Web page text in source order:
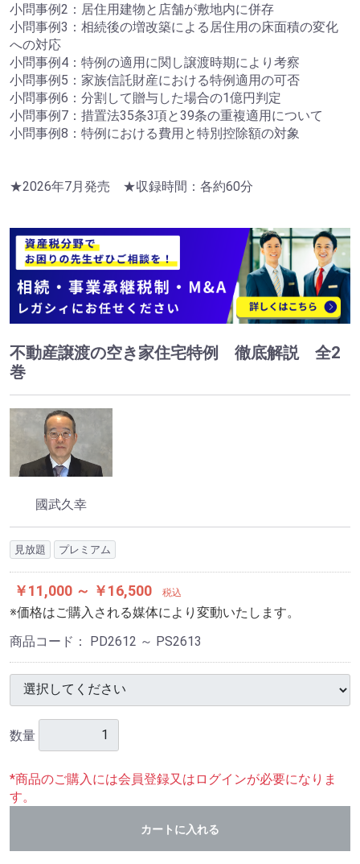
小問事例2：居住用建物と店舗が敷地内に併存
小問事例3：相続後の増改築による居住用の床面積の変化
への対応
小問事例4：特例の適用に関し譲渡時期により考察
小問事例5：家族信託財産における特例適用の可否
小問事例6：分割して贈与した場合の1億円判定
小問事例7：措置法35条3項と39条の重複適用について
小問事例8：特例における費用と特別控除額の対象
★2026年7月発売 ★収録時間：各約60分
不動産譲渡の空き家住宅特例 徹底解説 全2
巻
國武久幸
見放題 プレミアム
￥11,000 ～ ￥16,500 税込
※価格はご購入される媒体により変動いたします。
商品コード： PD2612 ～ PS2613
数量
*商品のご購入には会員登録又はログインが必要になりま
す。
カートに入れる